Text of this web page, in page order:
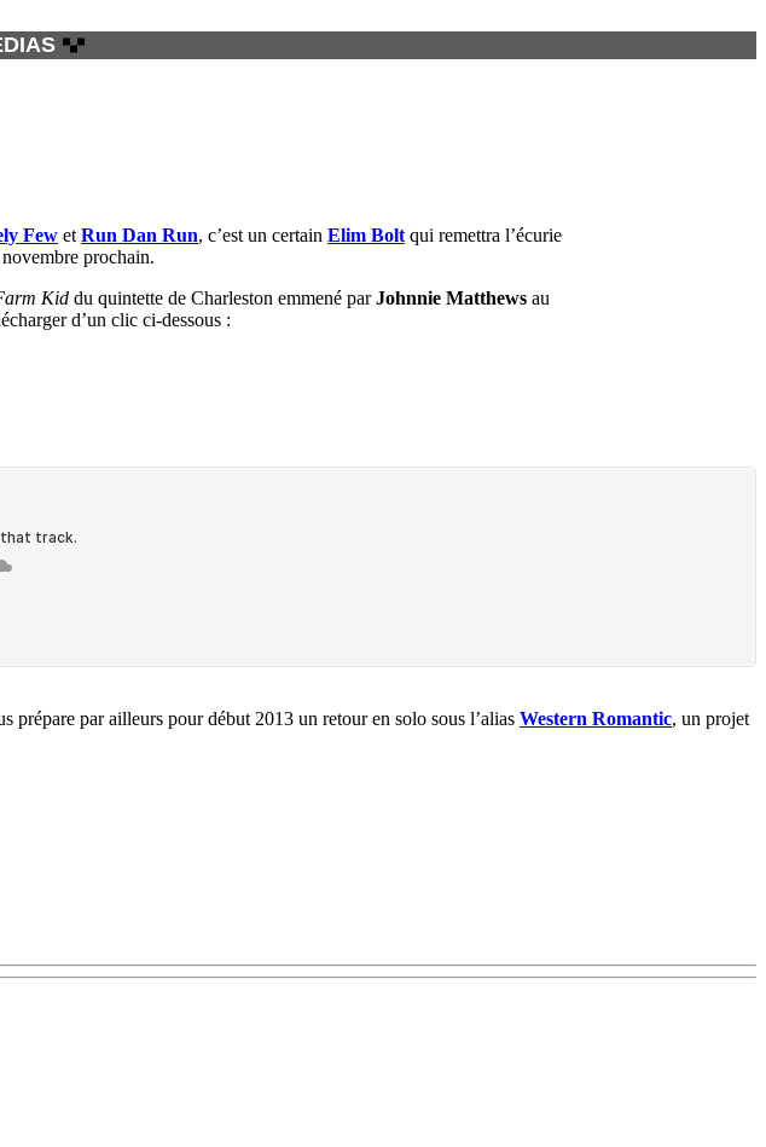
Few et Run Dan Run, c’est un certain Elim Bolt qui remettra l’écurie
prochain.
Kid du quintette de Charleston emmené parJohnnie Matthews au
d’un clic ci-dessous :
prépare par ailleurs pour début 2013 un retour en solo sous l’alias Western Romantic, un projet